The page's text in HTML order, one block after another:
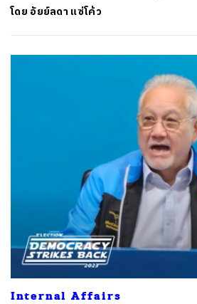
โดย อัยย์ลดา แซ่โค้ว
Internal Affairs